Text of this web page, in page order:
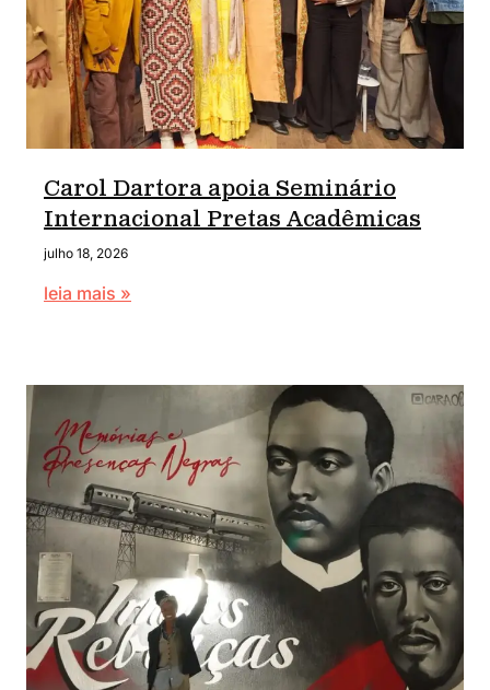
Carol Dartora apoia Seminário
Internacional Pretas Acadêmicas
julho 18, 2026
leia mais »